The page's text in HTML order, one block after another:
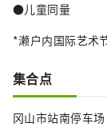
●儿童同量
*濑户内国际艺术
集合点
冈山市站南停车